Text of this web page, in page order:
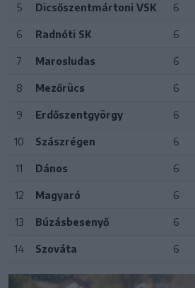
5 Dicsőszentmártoni VSK 6
6 Radnóti SK 6
7 Marosludas 6
8 Mezőrücs 6
9 Erdőszentgyörgy 6
10 Szászrégen 6
11 Dános 6
12 Magyaró 6
13 Búzásbesenyő 6
14 Szováta 6